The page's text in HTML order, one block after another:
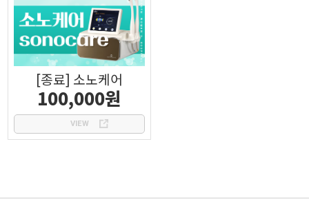
[종료] 소노케어
100,000원
VIEW